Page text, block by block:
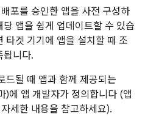
포를 승인한 앱을 사전 구성하
앱을 쉽게 업데이트할 수 있습
타겟 기기에 앱을 설치할 때 조
됩니다.
될 때 앱과 함께 제공되는
)에 앱 개발자가 정의합니다 (앱
세한 내용을 참고하세요).